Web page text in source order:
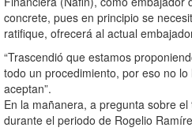
concrete, pues en principio se
ratifique, ofrecerá al actual
“Trascendió que estamos
todo un procedimiento, por eso no
aceptan”.
En la mañanera, a pregunta sobre
durante el periodo de Rogelio